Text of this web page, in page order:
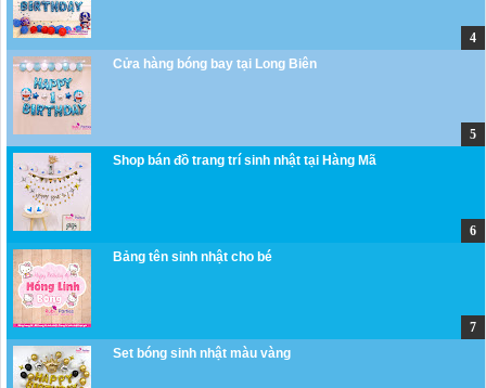
Cửa hàng bóng bay tại Long Biên
Shop bán đồ trang trí sinh nhật tại Hàng Mã
Bảng tên sinh nhật cho bé
Set bóng sinh nhật màu vàng